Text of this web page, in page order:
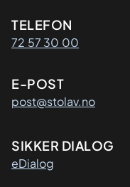
TELEFON
72 57 30 00
E-POST
post@stolav.no
SIKKER DIALOG
eDialog